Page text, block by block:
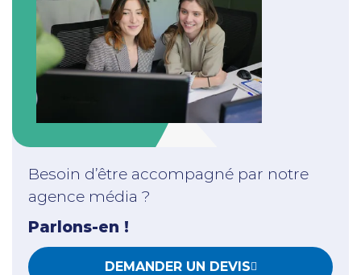
Besoin d’être accompagné par notre
agence média ?
Parlons-en !
DEMANDER UN DEVIS